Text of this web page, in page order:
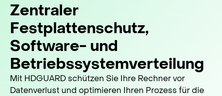
Zentraler
Festplattenschutz,
Software- und
Betriebssystemverteilung
Mit HDGUARD schützen Sie Ihre Rechner vor
Datenverlust und optimieren Ihren Prozess für die